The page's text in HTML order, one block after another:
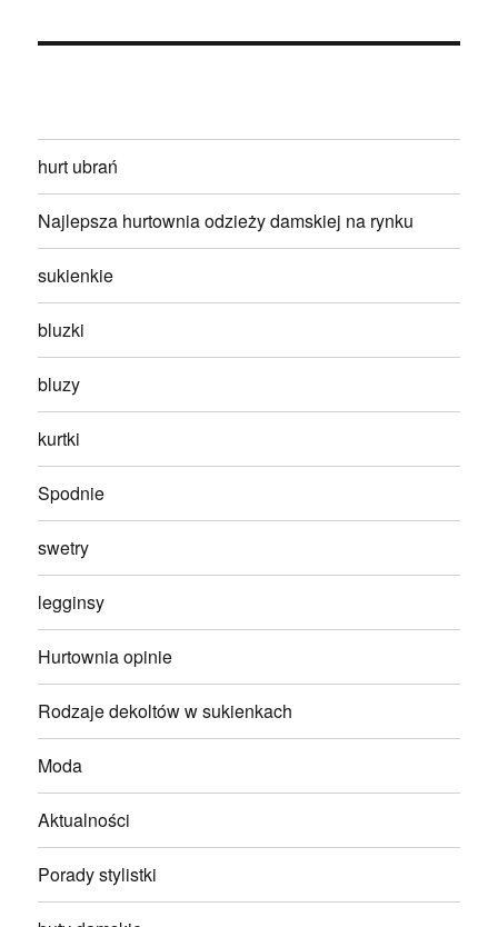
hurt ubrań
Najlepsza hurtownia odzieży damskiej na rynku
sukienkie
bluzki
bluzy
kurtki
Spodnie
swetry
legginsy
Hurtownia opinie
Rodzaje dekoltów w sukienkach
Moda
Aktualności
Porady stylistki